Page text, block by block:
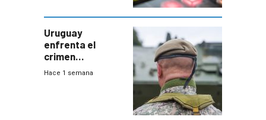
Uruguay
enfrenta el
crimen
organizado con
Hace 1 semana